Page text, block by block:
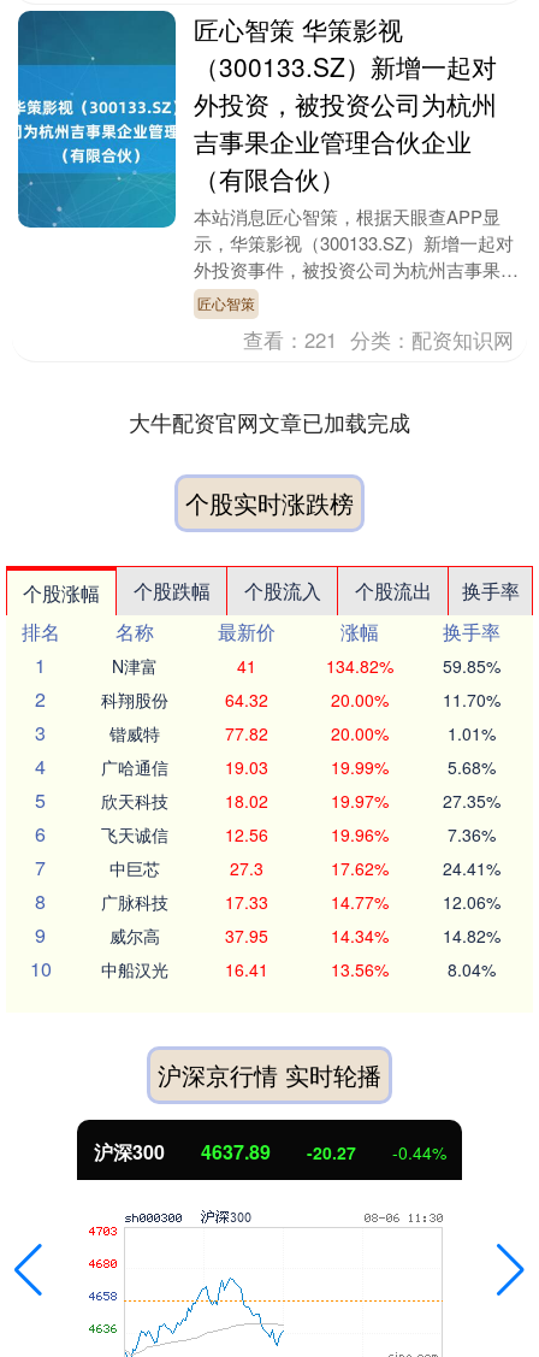
匠心智策 华策影视
（300133.SZ）新增一起对
外投资，被投资公司为杭州
吉事果企业管理合伙企业
（有限合伙）
本站消息匠心智策，根据天眼查APP显
示，华策影视（300133.SZ）新增一起对
外投资事件，被投资公司为杭州吉事果企
业管理合伙企业（有限合伙），法定代表
人浙江华....
匠心智策
查看：221 分类： 配资知识网
大牛配资官网文章已加载完成
个股实时涨跌榜
个股涨幅 个股跌幅 个股流入 个股流出
换手率
排名
名称 最新价 涨幅
换手率
1
N津富 41 134.82% 59.85%
2 科翔股份 64.32 20.00% 11.70%
3 锴威特 77.82 20.00% 1.01%
4 广哈通信 19.03 19.99% 5.68%
5 欣天科技 18.02 19.97% 27.35%
6 飞天诚信 12.56 19.96% 7.36%
7 中巨芯 27.3 17.62% 24.41%
8 广脉科技 17.33 14.77% 12.06%
9 威尔高 37.95 14.34% 14.82%
10 中船汉光 16.41 13.56% 8.04%
沪深京行情 实时轮播
沪深300 4637.89 -20.27 -0.44%